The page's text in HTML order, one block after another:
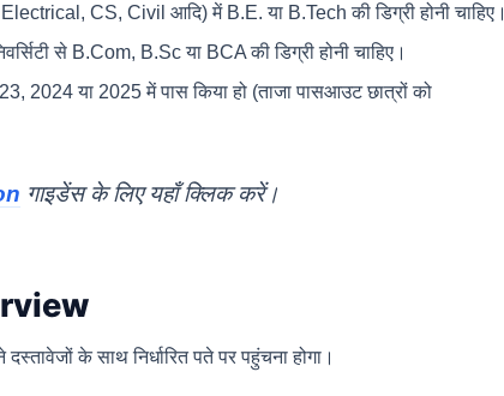
CS, Civil आदि) में B.E. या B.Tech की डिग्री होनी चाहिए।
से B.Com, B.Sc या BCA की डिग्री होनी चाहिए।
2024 या 2025 में पास किया हो (ताजा पासआउट छात्रों को
गाइडेंस के लिए यहाँ क्लिक करें।
के साथ निर्धारित पते पर पहुंचना होगा।